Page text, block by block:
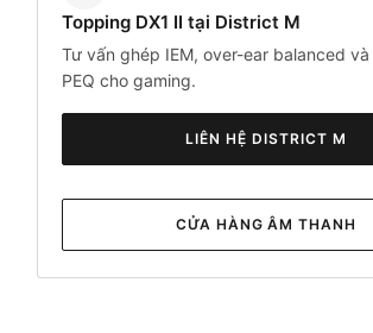
Topping DX1 II tại District M
Tư vấn ghép IEM, over-ear balanced
PEQ cho gaming.
LIÊN HỆ DISTRICT M
CỬA HÀNG ÂM THANH